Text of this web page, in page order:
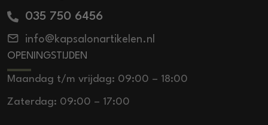
035 750 6456
info@kapsalonartikelen.nl
OPENINGSTIJDEN
Maandag t/m vrijdag: 09:00 – 18:00
Zaterdag: 09:00 – 17:00